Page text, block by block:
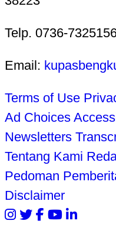
Telp. 0736-
Email:
Terms of Use
Ad Choices
Newsletters
Tentang Kami
Pedoman
Disclaimer